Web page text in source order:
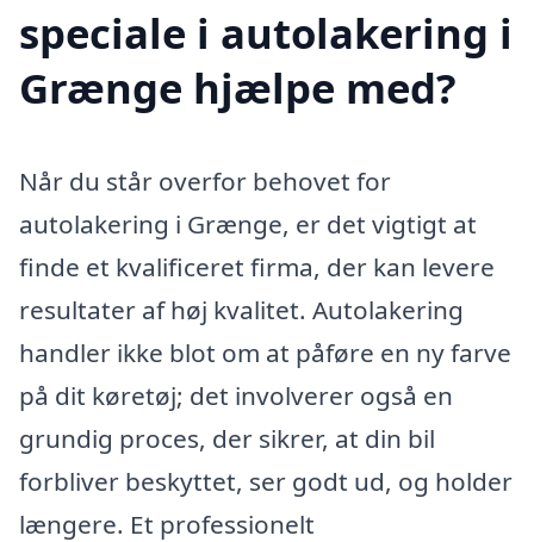
speciale i autolakering i
Grænge hjælpe med?
Når du står overfor behovet for
autolakering i Grænge, er det vigtigt at
finde et kvalificeret firma, der kan levere
resultater af høj kvalitet. Autolakering
handler ikke blot om at påføre en ny farve
på dit køretøj; det involverer også en
grundig proces, der sikrer, at din bil
forbliver beskyttet, ser godt ud, og holder
længere. Et professionelt